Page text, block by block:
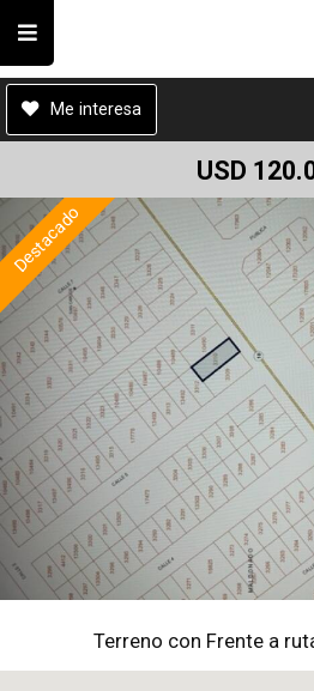
Enviar
Recordar
Olvidé mi clave
Me interesa
USD
Destacado
Terreno con Frente a